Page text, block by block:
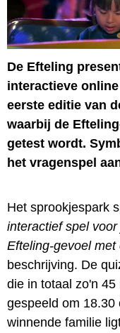
De Efteling
interactieve
eerste editie van
waarbij de
getest wordt.
het vragenspel
Het sprookjespark
interactief spel
Efteling-gevoel met
beschrijving. De
die in totaal zo'n
gespeeld om 18.30
winnende familie